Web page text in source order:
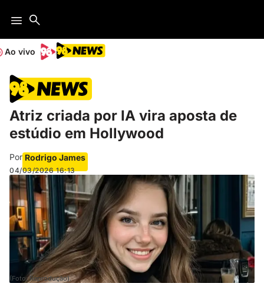
Ao vivo
Atriz criada por IA vira aposta de
estúdio em Hollywood
Por Rodrigo James
04/03/2026 16:13
(Foto: Reprodução).